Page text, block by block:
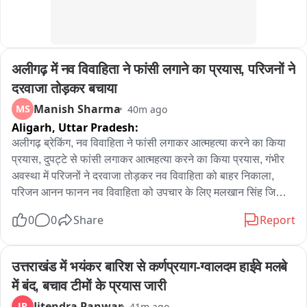
अलीगढ़ में नव विवाहिता ने फांसी लगाने का प्रयास, परिजनों ने
दरवाजा तोड़कर बचाया
MS Manish Sharma 40m ago
Aligarh, Uttar Pradesh:
अलीगढ़ ब्रेकिंग, नव विवाहिता ने फांसी लगाकर आत्महत्या करने का किया
प्रयास, दुपट्टे से फांसी लगाकर आत्महत्या करने का किया प्रयास, गंभीर
अवस्था में परिजनों ने दरवाजा तोड़कर नव विवाहिता को बाहर निकाला,
परिजन आनन फानन नव विवाहिता को उपचार के लिए मलखान सिंह जिला
कॉलेज के लिए किया रेफर, अलीगढ़ के थाना गांधी पार्क के इलाके के
0 0 Share Report
उत्तराखंड में भयंकर बारिश से कर्णप्रयाग-ग्वालदम हाईवे मलबे
में बंद, बचाव टीमों के प्रयास जारी